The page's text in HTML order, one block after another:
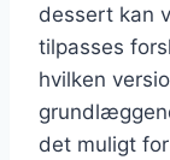
dessert kan
tilpasses
hvilken
det muligt